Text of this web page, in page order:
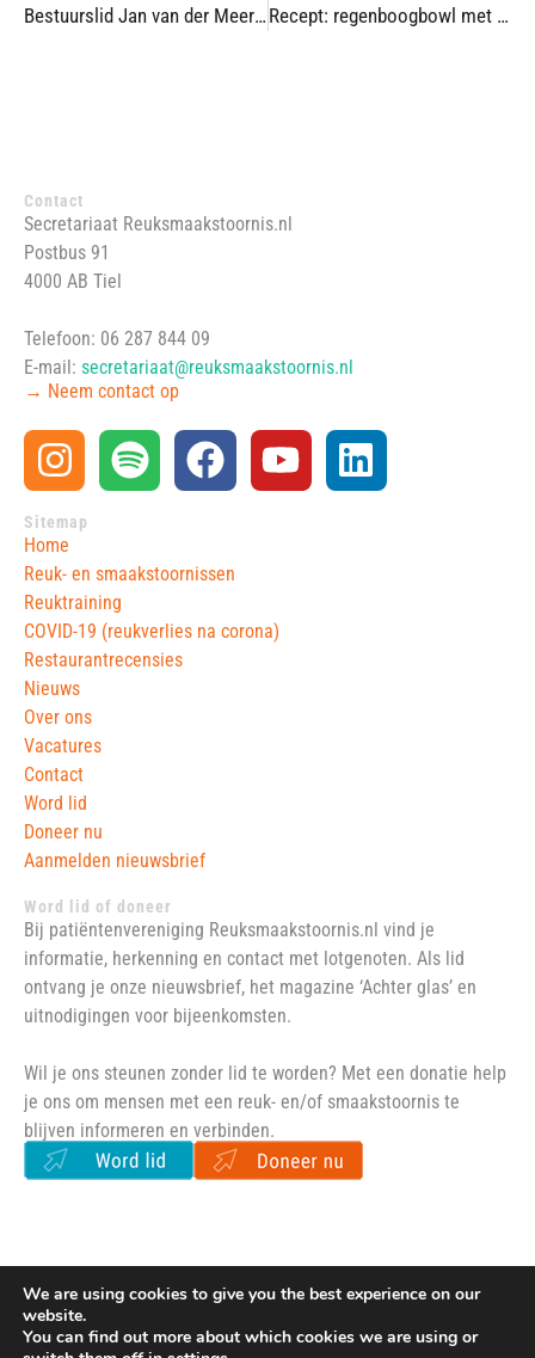
Bestuurslid Jan van der Meer te gast bij NOS Met het Oog op Morgen Recept: regenboogbowl met krokante kikkererwten, zoete aardappel en feta
Contact
Secretariaat Reuksmaakstoornis.nl
Postbus 91
4000 AB Tiel
Telefoon: 06 287 844 09
E-mail: secretariaat@reuksmaakstoornis.nl
→ Neem contact op
Sitemap
Home
Reuk- en smaakstoornissen
Reuktraining
COVID-19 (reukverlies na corona)
Restaurantrecensies
Nieuws
Over ons
Vacatures
Contact
Word lid
Doneer nu
Aanmelden nieuwsbrief
Word lid of doneer
Bij patiëntenvereniging Reuksmaakstoornis.nl vind je
informatie, herkenning en contact met lotgenoten. Als lid
ontvang je onze nieuwsbrief, het magazine ‘Achter glas’ en
uitnodigingen voor bijeenkomsten.
Wil je ons steunen zonder lid te worden? Met een donatie help
je ons om mensen met een reuk- en/of smaakstoornis te
blijven informeren en verbinden.
We are using cookies to give you the best experience on our
website.
You can find out more about which cookies we are using or